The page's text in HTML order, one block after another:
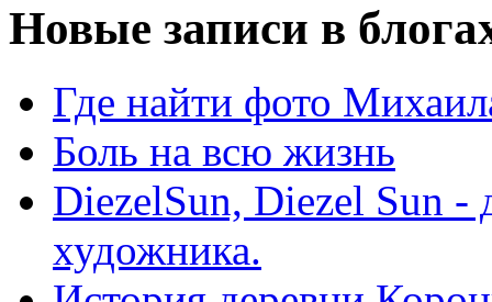
Новые записи в
Где найти фото
Боль на всю жизнь
DiezelSun, Diezel Sun -
художника.